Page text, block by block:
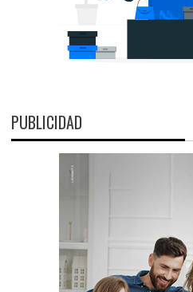
PUBLICIDAD